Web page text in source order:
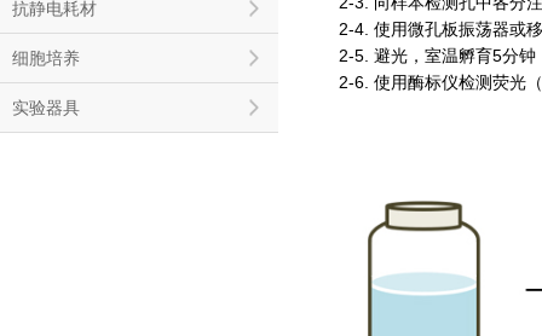
抗静电耗材
细胞培养
实验器具
2-4. 使用微孔板振荡器或
2-5. 避光，室温孵育5分钟
2-6. 使用酶标仪检测荧光